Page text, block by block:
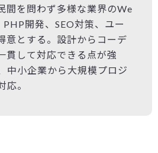
間を問わず多様な業界のWe
開発、SEO対策、ユー
意とする。設計からコーデ
貫して対応できる点が強
中小企業から大規模プロジ
応。